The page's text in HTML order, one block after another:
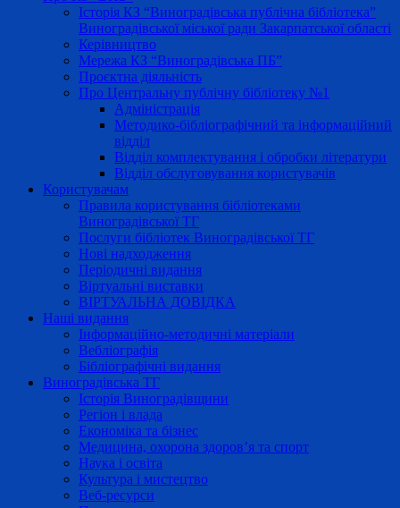
Історія КЗ “Виноградівська публічна бібліотека”
Виноградівської міської ради Закарпатської області
Керівництво
Мережа КЗ “Виноградівська ПБ”
Проєктна діяльність
Про Центральну публічну бібліотеку №1
Адміністрація
Методико-бібліографічний та інформаційний
відділ
Відділ комплектування і обробки літератури
Відділ обслуговування користувачів
Користувачам
Правила користування бібліотеками
Виноградівської ТГ
Послуги бібліотек Виноградівської ТГ
Нові надходження
Періодичні видання
Віртуальні виставки
ВІРТУАЛЬНА ДОВІДКА
Наші видання
Інформаційно-методичні матеріали
Вебліографія
Бібліографічні видання
Виноградівська ТГ
Історія Виноградівщини
Регіон і влада
Економіка та бізнес
Медицина, охорона здоров’я та спорт
Наука і освіта
Культура і мистецтво
Веб-ресурси